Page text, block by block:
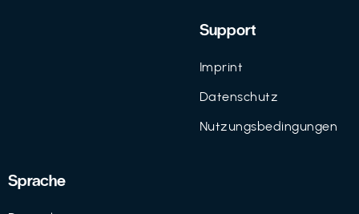
Support
Imprint
Datenschutz
Nutzungsbedingungen
Sprache